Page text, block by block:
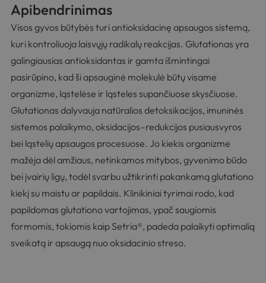
Apibendrinimas
Visos gyvos būtybės turi antioksidacinę apsaugos sistemą,
kuri kontroliuoja laisvųjų radikalų reakcijas. Glutationas yra
galingiausias antioksidantas ir gamta išmintingai
pasirūpino, kad ši apsauginė molekulė būtų visame
organizme, ląstelėse ir ląsteles supančiuose skysčiuose.
Glutationas dalyvauja natūralios detoksikacijos, imuninės
sistemos palaikymo, oksidacijos–redukcijos pusiausvyros
bei ląstelių apsaugos procesuose. Jo kiekis organizme
mažėja dėl amžiaus, netinkamos mitybos, gyvenimo būdo
bei įvairių ligų, todėl svarbu užtikrinti pakankamą glutationo
kiekį su maistu ar papildais. Klinikiniai tyrimai rodo, kad
papildomas glutationo vartojimas, ypač saugiomis
formomis, tokiomis kaip Setria®, padeda palaikyti optimalią
sveikatą ir apsaugą nuo oksidacinio streso.